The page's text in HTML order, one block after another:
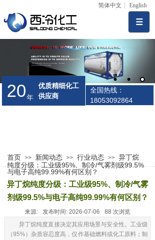
简体中文 English
年
20
优质精细化工
供应商
全国热线：
18053092864
首页 >> 新闻动态 >> 行业动态 >> 异丁烷
纯度分级：工业级95%、制冷/气雾剂级99.5%
与电子高纯99.99%有何区别？
异丁烷纯度分级：工业级95%、制冷/气雾
剂级99.5%与电子高纯99.99%有何区别？
来源: 发布时间: 2026-07-06 88 次浏览
异丁烷纯度直接决定其应用场景与安全性。工业级
（95%）杂质容忍度高，仅作基础燃料或化工原料；制